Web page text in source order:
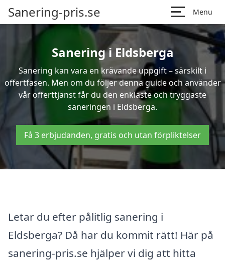
Sanering-pris.se Menu
Sanering i Eldsberga
Sanering kan vara en krävande uppgift – särskilt i
offertfasen. Men om du följer denna guide och använder
vår offerttjänst får du den enklaste och tryggaste
saneringen i Eldsberga.
Få 3 erbjudanden, gratis och utan förpliktelser
Letar du efter pålitlig sanering i
Eldsberga? Då har du kommit rätt! Här på
sanering-pris.se hjälper vi dig att hitta